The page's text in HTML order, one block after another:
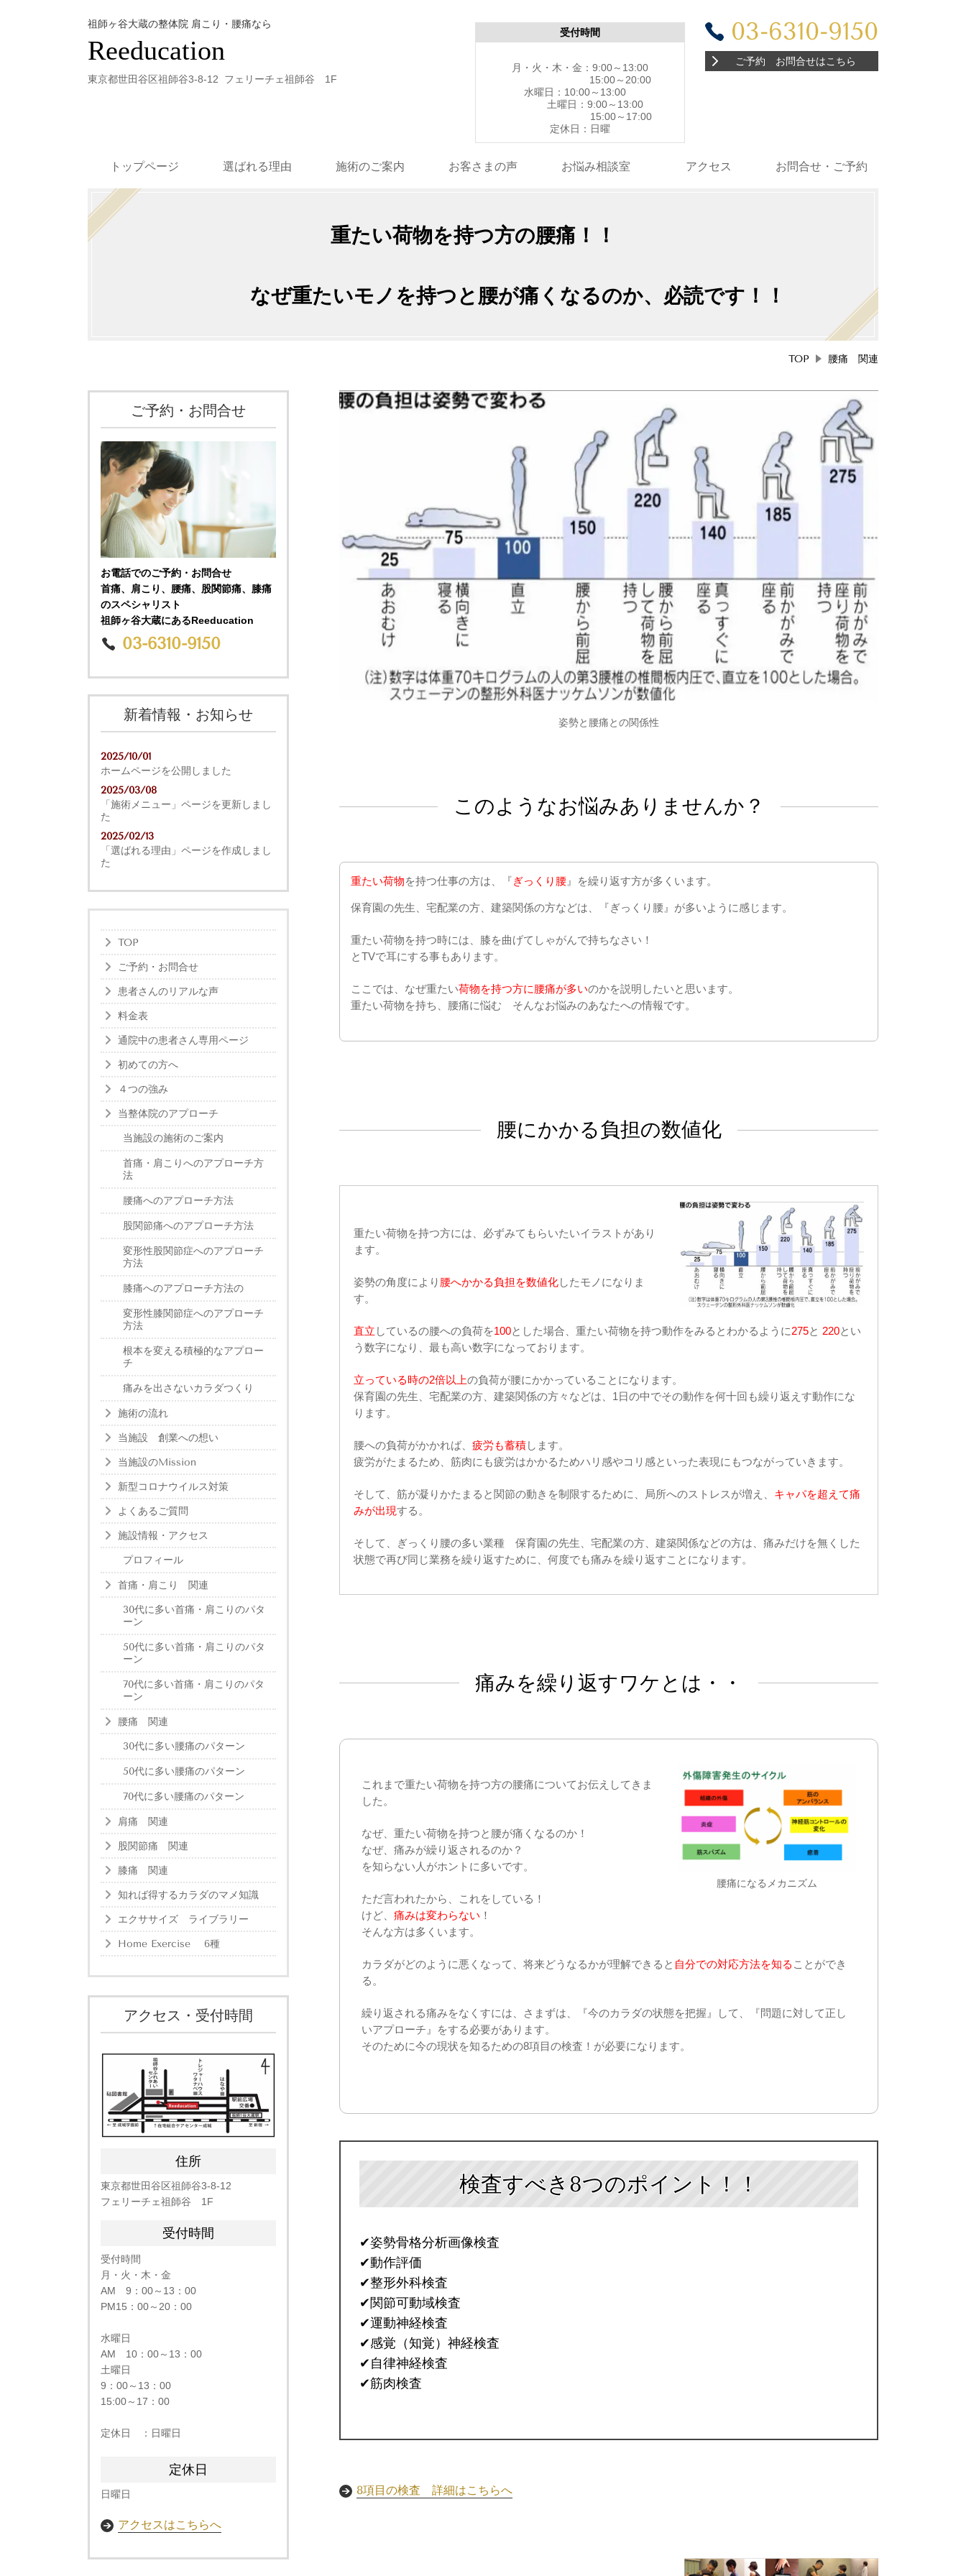
祖師ヶ谷大蔵の整体院 肩こり・腰痛なら
Reeducation
東京都世田谷区祖師谷3-8-12 フェリーチェ祖師谷 1F
受付時間
月・火・木・金：9:00～13:00
15:00～20:00
水曜日：10:00～13:00
土曜日：9:00～13:00
15:00～17:00
定休日：日曜
03-6310-9150
ご予約 お問合せはこちら
トップページ 選ばれる理由 施術のご案内 お客さまの声 お悩み相談室 アクセス お問合せ・ご予約
重たい荷物を持つ方の腰痛！！
なぜ重たいモノを持つと腰が痛くなるのか、必読です！！
TOP 腰痛 関連
姿勢と腰痛との関係性
このようなお悩みありませんか？
重たい荷物を持つ仕事の方は、『ぎっくり腰 』を繰り返す方が多くいます。
保育園の先生、宅配業の方、建築関係の方などは、『ぎっくり腰』が多いように感じます。
重たい荷物を持つ時には、膝を曲げてしゃがんで持ちなさい！
とTVで耳にする事もあります。
ここでは、なぜ重たい荷物を持つ方に腰痛が多いのかを説明したいと思います。
重たい荷物を持ち、腰痛に悩む そんなお悩みのあなたへの情報です。
腰にかかる負担の数値化
重たい荷物を持つ方には、必ずみてもらいたいイラストがあり
ます。
姿勢の角度により 腰へかかる負担を数値化したモノになりま
す。
直立 しているの腰への負荷を100とした場合、重たい荷物を持つ動作をみるとわかるように275と 220とい
う数字になり、最も高い数字になっております。
立っている時の2倍以上の負荷が腰にかかっていることになります。
保育園の先生、宅配業の方、建築関係の方々などは、 1 日の中でその動作を何十回も繰り返えす動作にな
ります。
腰への負荷がかかれば、 疲労も蓄積します。
疲労がたまるため、筋肉にも疲労はかかるためハリ感やコリ感といった表現にもつながっていきます。
そして、筋が凝りかたまると関節の動きを制限するために、局所へのストレスが増え、 キャパを超えて痛
みが出現する。
そして、ぎっくり腰の多い業種 保育園の先生、宅配業の方、建築関係などの方は、痛みだけを無くした
状態で再び同じ業務を繰り返すために、何度でも痛みを繰り返すことになります。
痛みを繰り返すワケとは・・
腰痛になるメカニズム
これまで重たい荷物を持つ方の腰痛についてお伝えしてきま
した。
なぜ、重たい荷物を持つと腰が痛くなるのか！
なぜ、痛みが繰り返されるのか？
を知らない人がホントに多いです。
ただ言われたから、これをしている！
けど、 痛みは変わらない ！
そんな方は多くいます。
カラダがどのように悪くなって、将来どうなるかが理解できると 自分での対応方法を知る ことができ
る。
繰り返される痛みをなくすには、さまずは、『今のカラダの状態を把握』して、『問題に対して正し
いアプローチ』をする必要があります。
そのために今の現状を知るための8項目の検査！が必要になります。
検査すべき8つのポイント！！
✔姿勢骨格分析画像検査
✔動作評価
✔整形外科検査
✔関節可動域検査
✔運動神経検査
✔感覚（知覚）神経検査
✔自律神経検査
✔筋肉検査
8項目の検査 詳細はこちらへ
ご予約・お問合せ
お電話でのご予約・お問合せ
首痛、肩こり、腰痛、股関節痛、膝痛
のスペシャリスト
祖師ヶ谷大蔵にあるReeducation
03-6310-9150
新着情報・お知らせ
2025/10/01
ホームページを公開しました
2025/03/08
「施術メニュー」ページを更新しまし
た
2025/02/13
「選ばれる理由」ページを作成しまし
た
TOP
ご予約・お問合せ
患者さんのリアルな声
料金表
通院中の患者さん専用ページ
初めての方へ
４つの強み
当整体院のアプローチ
当施設の施術のご案内
首痛・肩こりへのアプローチ方
法
腰痛へのアプローチ方法
股関節痛へのアプローチ方法
変形性股関節症へのアプローチ
方法
膝痛へのアプローチ方法の
変形性膝関節症へのアプローチ
方法
根本を変える積極的なアプロー
チ
痛みを出さないカラダつくり
施術の流れ
当施設 創業への想い
当施設のMission
新型コロナウイルス対策
よくあるご質問
施設情報・アクセス
プロフィール
首痛・肩こり 関連
30代に多い首痛・肩こりのパタ
ーン
50代に多い首痛・肩こりのパタ
ーン
70代に多い首痛・肩こりのパタ
ーン
腰痛 関連
30代に多い腰痛のパターン
50代に多い腰痛のパターン
70代に多い腰痛のパターン
肩痛 関連
股関節痛 関連
膝痛 関連
知れば得するカラダのマメ知識
エクササイズ ライブラリー
Home Exercise 6種
アクセス・受付時間
住所
東京都世田谷区祖師谷3-8-12
フェリーチェ祖師谷 1F
受付時間
受付時間
月・火・木・金
AM 9：00～13：00
PM15：00～20：00
水曜日
AM 10：00～13：00
土曜日
9：00～13：00
15:00～17：00​
定休日 ：日曜日
定休日
日曜日
アクセスはこちらへ